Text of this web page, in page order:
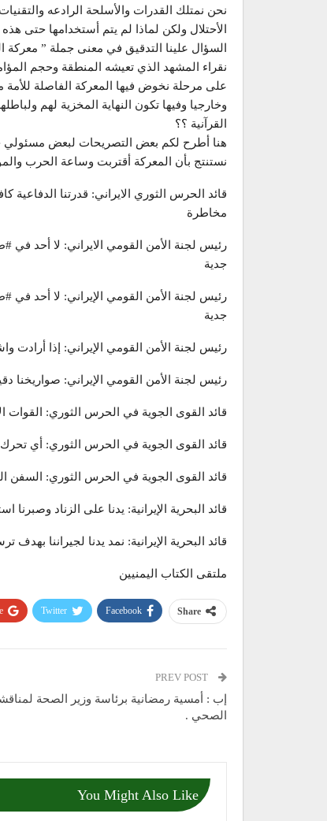
نحن نمتلك القدرات والأسلحة الرادعه
الأحتلال ولكن لماذا لم يتم أستخدامها حتى
السؤال علينا التدقيق في معنى جملة ”
نقراء المشهد الذي تعيشه المنطقة وحجم
على مرحلة نخوض فيها المعركة الفاصلة للأمة
وخارجيا وفيها تكون النهاية المخزية لهم
القرآنية ؟؟
هنا أطرح لكم بعض التصريحات لبعض مسئولي
نستنتج بأن المعركة أقتربت وساعة الحرب
قائد الحرس الثوري الايراني: قدرتنا
مخاطرة
رئيس لجنة الأمن القومي الايراني: لا أحد
جدية
رئيس لجنة الأمن القومي الإيراني: لا أحد
جدية
رئيس لجنة الأمن القومي الإيراني: إذا أرادت
رئيس لجنة الأمن القومي الإيراني: صواريخنا دقيقة بمدى 2000 كم وحاملة الطائرات
قائد القوى الجوية في الحرس الثوري: القوات
قائد القوى الجوية في الحرس الثوري: أي
قائد القوى الجوية في الحرس الثوري: السفن
قائد البحرية الإيرانية: يدنا على الزناد
قائد البحرية الإيرانية: نمد يدنا لجيراننا
ملتقى الكتاب اليمنيين
Share
Facebook
Twitter
إب : أمسية رمضانية برئاسة وزير الصحة
الصحي .
You Might Also Like